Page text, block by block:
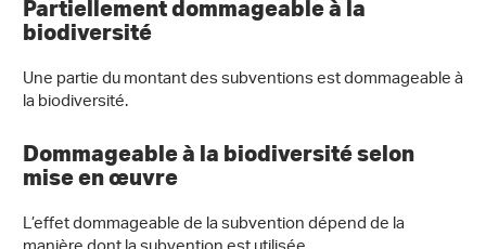
Partiellement dommageable à la
biodiversité
Une partie du montant des subventions est dommageable à
la biodiversité.
Dommageable à la biodiversité selon
mise en œuvre
L’effet dommageable de la subvention dépend de la